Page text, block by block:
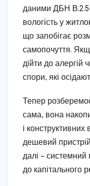
даними ДБН
вологість у
що запобігає
самопочуття.
дійти до алергій
спори, які
Тепер
сама, вона
і конструктивних
дешевий
далі – системний
до капітального